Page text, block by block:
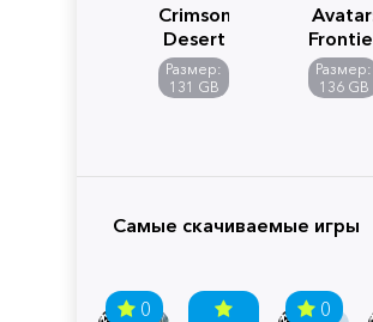
Crimson
Desert
Размер:
131 GB
of
Размер:
136 GB
Самые скачиваемые игры
0 0